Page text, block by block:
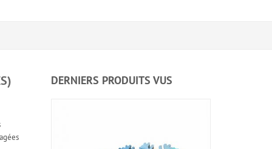
DERNIERS PRODUITS VUS